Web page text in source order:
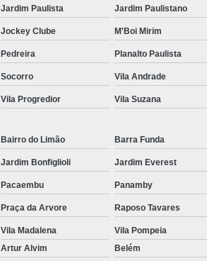
Jardim Paulista Jardim Paulistano
Jockey Clube M'Boi Mirim
Pedreira Planalto Paulista
Socorro Vila Andrade
Vila Progredior Vila Suzana
Bairro do Limão Barra Funda
Jardim Bonfiglioli Jardim Everest
Pacaembu Panamby
Praça da Arvore Raposo Tavares
Vila Madalena Vila Pompeia
Artur Alvim Belém